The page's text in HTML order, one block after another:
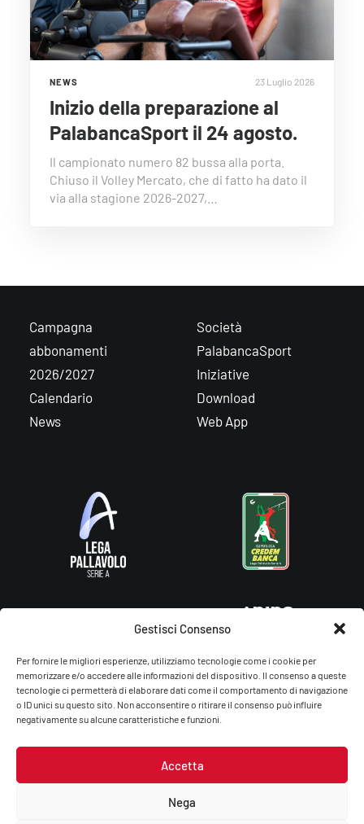
Gestisci Consenso
Per fornire le migliori esperienze, utilizziamo tecnologie come i cookie per
memorizzare e/o accedere alle informazioni del dispositivo. Il consenso a queste
tecnologie ci permetterà di elaborare dati come il comportamento di navigazione
o ID unici su questo sito. Non acconsentire o ritirare il consenso può influire
negativamente su alcune caratteristiche e funzioni.
Accetta
Nega
NEWS 23 Luglio 2026
Inizio della preparazione al
PalabancaSport il 24 agosto.
Il campionato numero 82 bussa alla porta.
Chiuso il Volley Mercato, che di fatto ha dato il
via alla stagione 2026-2027,…
Campagna
abbonamenti
2026/2027
Calendario
News
Società
PalabancaSport
Iniziative
Download
Web App
Gas Sales Bluenergy Volley Piacenza – You Energy Volley Ssdrl
P.Iva/C.F.: 01764660336
Privacy Policy–Cookie Policy